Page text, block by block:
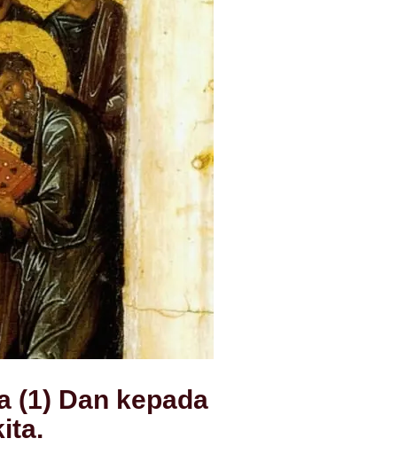
(1) Dan kepada